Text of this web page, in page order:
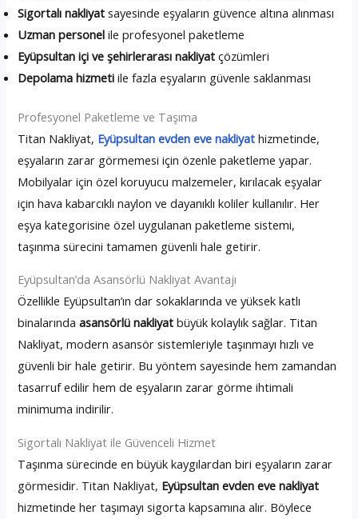
Sigortalı nakliyat sayesinde eşyaların güvence altına alınması
Uzman personel ile profesyonel paketleme
Eyüpsultan içi ve şehirlerarası nakliyat çözümleri
Depolama hizmeti ile fazla eşyaların güvenle saklanması
Profesyonel Paketleme ve Taşıma
Titan Nakliyat, Eyüpsultan evden eve nakliyat hizmetinde,
eşyaların zarar görmemesi için özenle paketleme yapar.
Mobilyalar için özel koruyucu malzemeler, kırılacak eşyalar
için hava kabarcıklı naylon ve dayanıklı koliler kullanılır. Her
eşya kategorisine özel uygulanan paketleme sistemi,
taşınma sürecini tamamen güvenli hale getirir.
Eyüpsultan’da Asansörlü Nakliyat Avantajı
Özellikle Eyüpsultan’ın dar sokaklarında ve yüksek katlı
binalarındaasansörlü nakliyat büyük kolaylık sağlar. Titan
Nakliyat, modern asansör sistemleriyle taşınmayı hızlı ve
güvenli bir hale getirir. Bu yöntem sayesinde hem zamandan
tasarruf edilir hem de eşyaların zarar görme ihtimali
minimuma indirilir.
Sigortalı Nakliyat ile Güvenceli Hizmet
Taşınma sürecinde en büyük kaygılardan biri eşyaların zarar
görmesidir. Titan Nakliyat, Eyüpsultan evden eve nakliyat
hizmetinde her taşımayı sigorta kapsamına alır. Böylece